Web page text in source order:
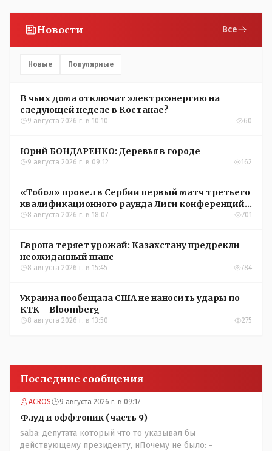
Новости Все
Новые Популярные
В чьих дома отключат электроэнергию на
следующей неделе в Костанае?
9 августа 2026 г. в 10:10 60
Юрий БОНДАРЕНКО: Деревья в городе
9 августа 2026 г. в 09:12 162
«Тобол» провел в Сербии первый матч третьего
квалификационного раунда Лиги конференций
УЕФА
8 августа 2026 г. в 18:07 701
Европа теряет урожай: Казахстану предрекли
неожиданный шанс
8 августа 2026 г. в 15:45 784
Украина пообещала США не наносить удары по
КТК – Bloomberg
8 августа 2026 г. в 13:50 275
Последние сообщения
ACROS 9 августа 2026 г. в 09:17
Флуд и оффтопик (часть 9)
saba: депутата который что то указывал бы
действующему президенту, нПочему не было: -